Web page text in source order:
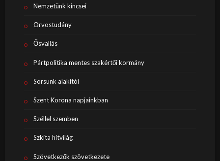
Nemzetünk kincsei
Orvostudány
Ősvallás
Pártpolitika mentes szakértői kormány
Sorsunk alakítói
Szent Korona napjainkban
Széllel szemben
Szkíta hitvilág
Szövetkezők szövetkezete